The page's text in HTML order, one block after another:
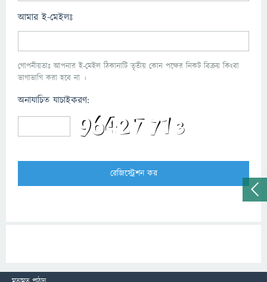
আমার ই-মেইলঃ
গোপনীয়তাঃ আপনার ই-মেইল ঠিকানাটি তৃতীয় কোন পক্ষের নিকট বিক্রয় কিংবা
ভাগাভাগি করা হবে না ।
অনাযাচিত যাচাইকরণ: